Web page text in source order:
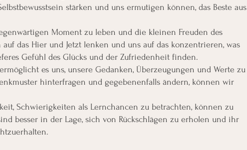
stärken und uns ermutigen können, das Beste aus
Moment zu leben und die kleinen Freuden des
das Hier und Jetzt lenken und uns auf das konzentrieren, was
Gefühl des Glücks und der Zufriedenheit finden.
es uns, unsere Gedanken, Überzeugungen und Werte zu
hinterfragen und gegebenenfalls ändern, können wir
Schwierigkeiten als Lernchancen zu betrachten, können zu
besser in der Lage, sich von Rückschlägen zu erholen und ihr